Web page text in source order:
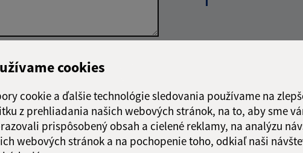
cookies
cookie a ďalšie technológie sledovania používame na
z prehliadania našich webových stránok, na to, aby sme
prispôsobený obsah a cielené reklamy, na analýzu
webových stránok a na pochopenie toho, odkiaľ naši
Google reCaptcha Response
Odoslať